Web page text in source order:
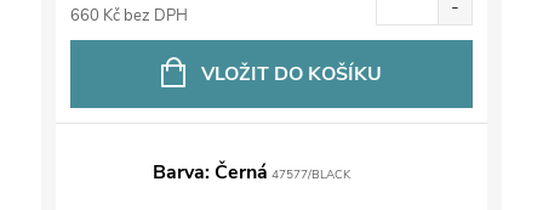
660 Kč bez DPH
VLOŽIT DO KOŠÍKU
Barva: Černá 47577/BLACK